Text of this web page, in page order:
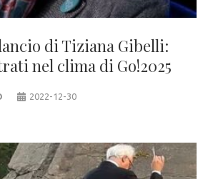
di Tiziana Gibelli:
nel clima di Go!2025
2022-12-30